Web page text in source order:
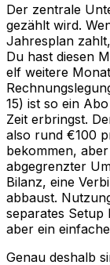
Der zentrale
gezählt wird.
Jahresplan
Du hast diesen
elf weitere
15) ist so ein
Zeit erbringst.
also rund €100
bekommen,
abgegrenzter
Bilanz, eine
abbaust.
separates Setup
aber ein
Genau deshalb